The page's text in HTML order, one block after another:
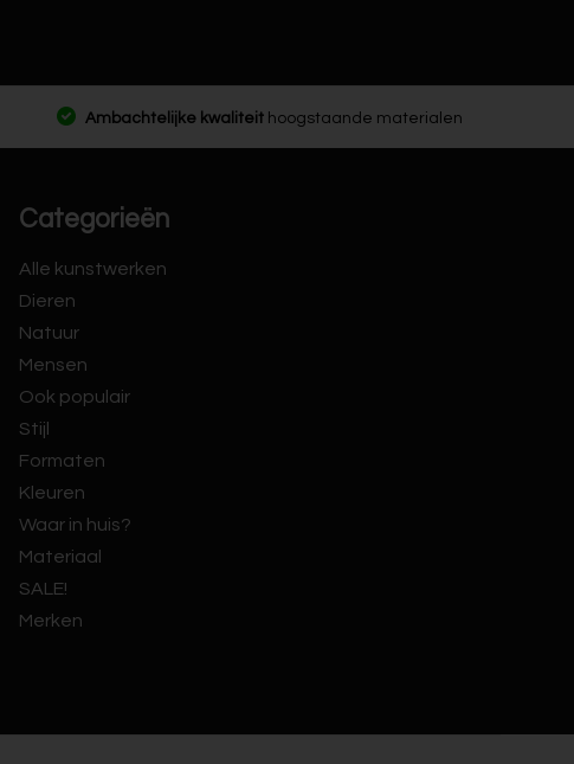
Ambachtelijke kwaliteit hoogstaande materialen
Categorieën
Alle kunstwerken
Dieren
Natuur
Mensen
Ook populair
Stijl
Formaten
Kleuren
Waar in huis?
Materiaal
SALE!
Merken